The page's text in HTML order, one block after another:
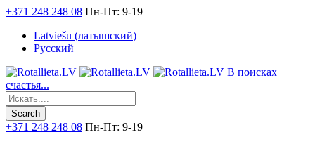
+371 248 248 08 Пн-Пт: 9-19
Latviešu (латышский)
Русский
В поисках
счастья...
+371 248 248 08 Пн-Пт: 9-19